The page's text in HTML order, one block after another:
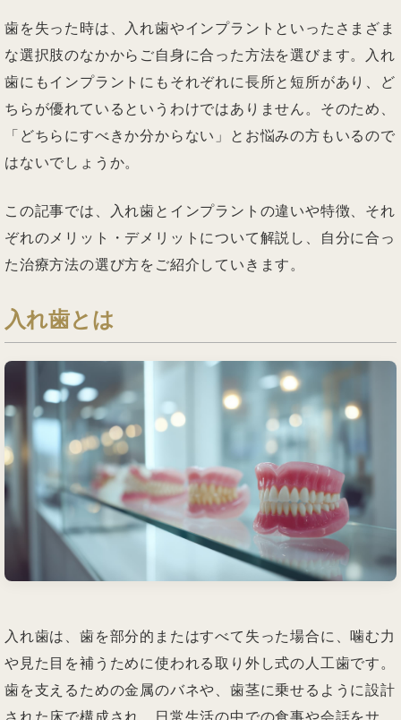
歯を失った時は、入れ歯やインプラントといったさまざま
な選択肢のなかからご自身に合った方法を選びます。入れ
歯にもインプラントにもそれぞれに長所と短所があり、ど
ちらが優れているというわけではありません。そのため、
「どちらにすべきか分からない」とお悩みの方もいるので
はないでしょうか。
この記事では、入れ歯とインプラントの違いや特徴、それ
ぞれのメリット・デメリットについて解説し、自分に合っ
た治療方法の選び方をご紹介していきます。
入れ歯とは
入れ歯は、歯を部分的またはすべて失った場合に、噛む力
や見た目を補うために使われる取り外し式の人工歯です。
歯を支えるための金属のバネや、歯茎に乗せるように設計
された床で構成され、日常生活の中での食事や会話をサ